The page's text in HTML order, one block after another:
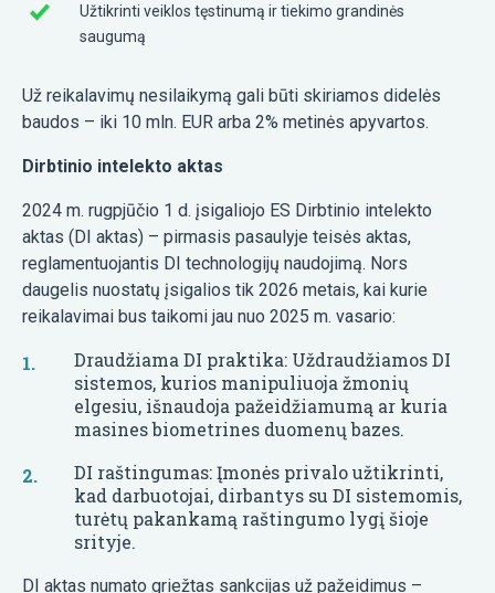
Užtikrinti veiklos tęstinumą ir tiekimo grandinės
saugumą
Už reikalavimų nesilaikymą gali būti skiriamos didelės
baudos – iki 10 mln. EUR arba 2% metinės apyvartos.
Dirbtinio intelekto aktas
2024 m. rugpjūčio 1 d. įsigaliojo ES Dirbtinio intelekto
aktas (DI aktas) – pirmasis pasaulyje teisės aktas,
reglamentuojantis DI technologijų naudojimą. Nors
daugelis nuostatų įsigalios tik 2026 metais, kai kurie
reikalavimai bus taikomi jau nuo 2025 m. vasario:
Draudžiama DI praktika: Uždraudžiamos DI
sistemos, kurios manipuliuoja žmonių
elgesiu, išnaudoja pažeidžiamumą ar kuria
masines biometrines duomenų bazes.
DI raštingumas: Įmonės privalo užtikrinti,
kad darbuotojai, dirbantys su DI sistemomis,
turėtų pakankamą raštingumo lygį šioje
srityje.
DI aktas numato griežtas sankcijas už pažeidimus –